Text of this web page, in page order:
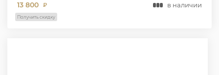
13 800 ₽ в наличии
Получить скидку